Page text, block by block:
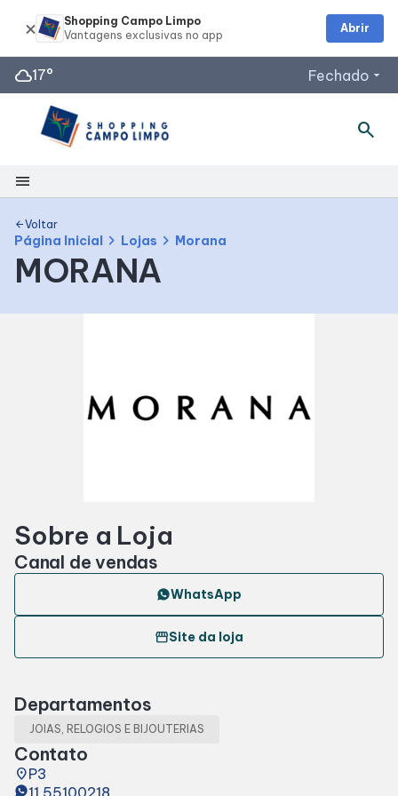
cloud17° Fechado arrow_drop_down
search
menu
Shopping
Mapa Interno
Como Chegar
Cinema
Lojas e Restaurantes
Lojas
arrow_backVoltar
Página Inicial chevron_right Lojas chevron_right Morana
MORANA
Sobre a Loja
Canal de vendas
WhatsApp
storefrontSite da loja
Departamentos
JOIAS, RELOGIOS E BIJOUTERIAS
Contato
placeP3
11 55100218
Shopping Campo Limpo
Abrir